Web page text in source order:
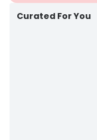
Curated For You